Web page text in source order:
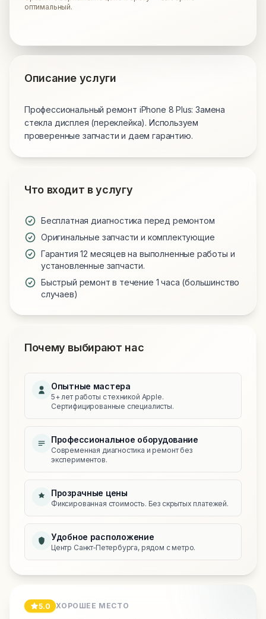
оптимальный.
Описание услуги
Профессиональный ремонт iPhone 8 Plus: Замена
стекла дисплея (переклейка). Используем
проверенные запчасти и даем гарантию.
Что входит в услугу
Бесплатная диагностика перед ремонтом
Оригинальные запчасти и комплектующие
Гарантия 12 месяцев на выполненные работы и
установленные запчасти.
Быстрый ремонт в течение 1 часа (большинство
случаев)
Почему выбирают нас
Опытные мастера
5+ лет работы с техникой Apple.
Сертифицированные специалисты.
Профессиональное оборудование
Современная диагностика и ремонт без
экспериментов.
Прозрачные цены
Фиксированная стоимость. Без скрытых платежей.
Удобное расположение
Центр Санкт‑Петербурга, рядом с метро.
5.0 ХОРОШЕЕ МЕСТО